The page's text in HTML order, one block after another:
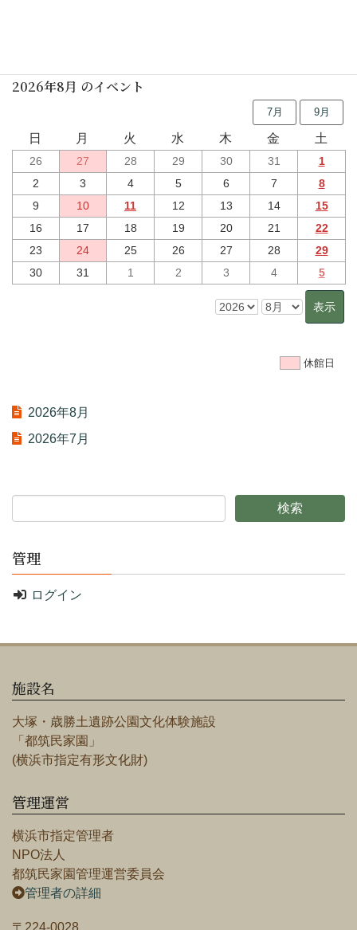
2026年8月 のイベント
7月 9月
日 月 火 水 木 金 土
26 27 28 29 30 31
1
2
3 4 5 6 7
8
9
10 11 12 13 14
15
16
17 18 19 20 21
22
23
24 25 26 27 28
29
30
31 1 2 3 4 5
休館日
2026年8月
2026年7月
管理
ログイン
施設名
大塚・歳勝土遺跡公園文化体験施設
「都筑民家園」
(横浜市指定有形文化財)
管理運営
横浜市指定管理者
NPO法人
都筑民家園管理運営委員会
管理者の詳細
〒224-0028